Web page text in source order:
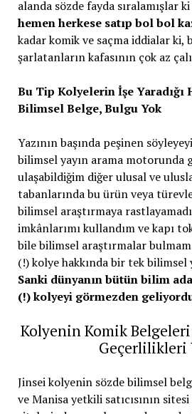
alanda sözde fayda sıralamışlar ki
hemen herkese satıp bol bol
kadar komik ve saçma iddialar ki,
şarlatanların kafasının çok az
Bu Tip Kolyelerin İşe Yaradığı
Bilimsel Belge, Bulgu Yok
Yazının başında peşinen
bilimsel yayın arama motorunda
ulaşabildiğim diğer ulusal ve
tabanlarında bu ürün veya
bilimsel araştırmaya
imkânlarımı kullandım ve kapı
bile bilimsel araştırmalar
(!) kolye hakkında bir tek bilimsel
Sanki dünyanın bütün bilim
(!) kolyeyi görmezden
Kolyenin Komik
Geçerlilikleri
Jinsei kolyenin sözde bilimsel
ve Manisa yetkili satıcısının